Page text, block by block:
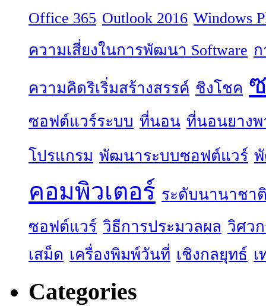
Office 365 Outlook 2016 Windows
ความเสี่ยงในการพัฒนา Software
ความคิดริเริ่มสร้างสรรค์ ชิงโชค
ซอฟต์แวร์ระบบ ที่นอน ที่นอนยางพ
โปรแกรม พัฒนาระบบซอฟต์แวร์
คอมพิวเตอร์ ระดับนานาชา
ซอฟต์แวร์ วิธีการประมวลผล วิศว
เสม็ด เครื่องพิมพ์วันที่ เชิงกลยุทธ์
Categories